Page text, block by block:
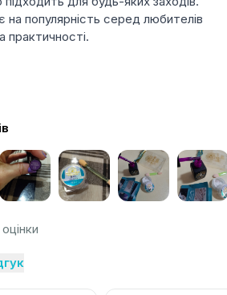
на популярність серед любителів
практичності.